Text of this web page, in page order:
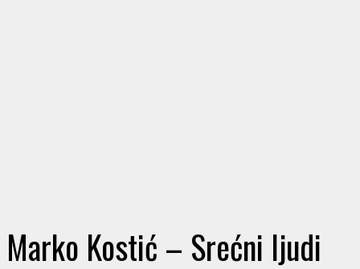
Marko Kostić – Srećni ljudi